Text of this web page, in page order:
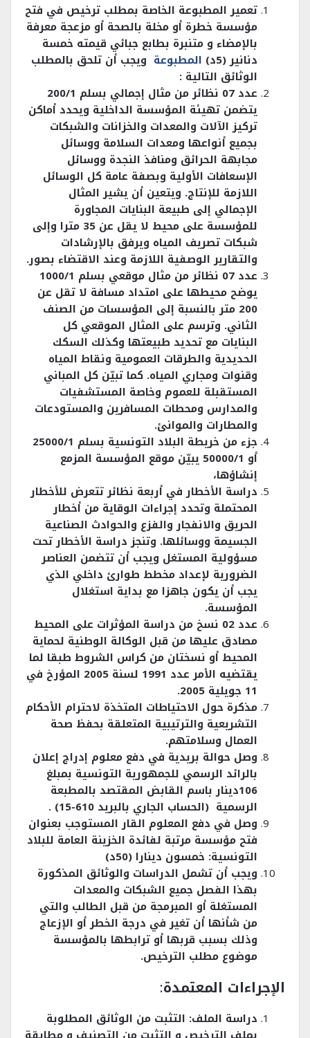
تعمير المطبوعة الخاصة بمطلب ترخيص في فتح
مؤسسة خطرة أو مخلة بالصحة أو مزعجة معرفة
بالإمضاء و متنبرة بطابع جبائي قيمته خمسة
دنانير (5د)
المطبوعة ويجب أن تلحق بالمطلب
الوثائق التالية :
عدد 07 نظائر من مثال إجمالي بسلم 200/1
يتضمن تهيئة المؤسسة الداخلية ويحدد أماكن
تركيز الآلات والمعدات والخزانات والشبكات
بجميع أنواعها ومعدات السلامة ووسائل
مجابهة الحرائق ومنافذ النجدة ووسائل
الإسعافات الأولية وبصفة عامة كل الوسائل
اللازمة للإنتاج. ويتعين أن يشير المثال
الإجمالي إلى طبيعة البنايات المجاورة
للمؤسسة على محيط لا يقل عن 35 مترا وإلى
شبكات تصريف المياه ويرفق بالإرشادات
والتقارير الوصفية اللازمة وعند الاقتضاء بصور.
عدد 07 نظائر من مثال موقعي بسلم 1000/1
يوضح محيطها على امتداد مسافة لا تقل عن
200 متر بالنسبة إلى المؤسسات من الصنف
الثاني. وترسم على المثال الموقعي كل
البنايات مع تحديد طبيعتها وكذلك السكك
الحديدية والطرقات العمومية ونقاط المياه
وقنوات ومجاري المياه. كما تبيّن كل المباني
المستقبلة للعموم وخاصة المستشفيات
والمدارس ومحطات المسافرين والمستودعات
والمطارات والموانئ.
جزء من خريطة البلاد التونسية بسلم 25000/1
أو 50000/1 يبيّن موقع المؤسسة المزمع
إنشاؤها،
دراسة الأخطار في أربعة نظائر تتعرض للأخطار
المحتملة وتحدد إجراءات الوقاية من أخطار
الحريق والانفجار والفزع والحوادث الصناعية
الجسيمة ووسائلها. وتنجز دراسة الأخطار تحت
مسؤولية المستغل ويجب أن تتضمن العناصر
الضرورية لإعداد مخطط طوارئ داخلي الذي
يجب أن يكون جاهزا مع بداية استغلال
المؤسسة.
عدد 02 نسخ من دراسة المؤثرات على المحيط
مصادق عليها من قبل الوكالة الوطنية لحماية
المحيط أو نسختان من كراس الشروط طبقا لما
يقتضيه الأمر عدد 1991 لسنة 2005 المؤرخ في
11 جويلية 2005.
مذكرة حول الاحتياطات المتخذة لاحترام الأحكام
التشريعية والترتيبية المتعلقة بحفظ صحة
العمال وسلامتهم.
وصل حوالة بريدية في دفع معلوم إدراج إعلان
بالرائد الرسمي للجمهورية التونسية بمبلغ
106دينار باسم القابض المقتصد بالمطبعة
الرسمية (الحساب الجاري بالبريد 610-15) .
وصل في دفع المعلوم القار المستوجب بعنوان
فتح مؤسسة مرتبة لفائدة الخزينة العامة للبلاد
التونسية: خمسون دينارا (50د)
ويجب أن تشمل الدراسات والوثائق المذكورة
بهذا الفصل جميع الشبكات والمعدات
المستغلة أو المبرمجة من قبل الطالب والتي
من شأنها أن تغير في درجة الخطر أو الإزعاج
وذلك بسبب قربها أو ترابطها بالمؤسسة
موضوع مطلب الترخيص.
الإجراءات المعتمدة:
دراسة الملف: التثبت من الوثائق المطلوبة